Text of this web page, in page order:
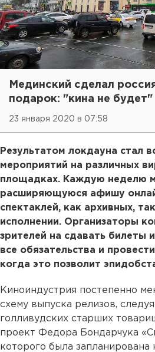
Мединский сделал
подарок: "кина не будет"
23 января 2020 в 07:58
Результатом локдауна стал
мероприятий на различных
площадках. Каждую неделю
расширяющуюся афишу
спектаклей, как архивных,
исполнении. Организаторы
зрителей на сдавать билеты
все обязательства и
когда это позволит
Киноиндустрия постепенно
схему выпуска релизов,
голливудских старших
проект Федора Бондарчука
которого была запланирована